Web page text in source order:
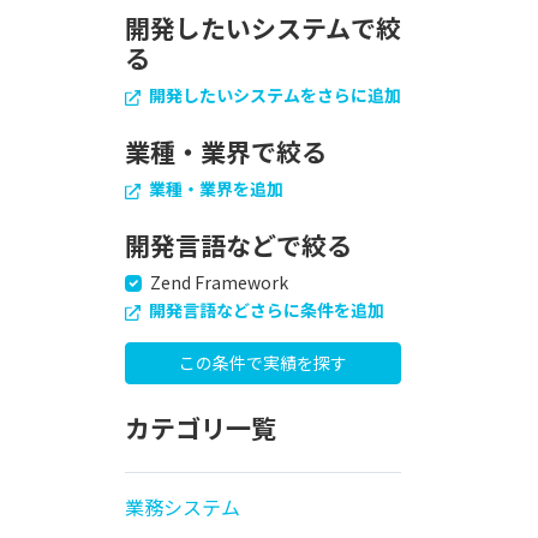
開発したいシステムで絞
る
開発したいシステムをさらに追加
業種・業界で絞る
業種・業界を追加
開発言語などで絞る
Zend Framework
開発言語などさらに条件を追加
カテゴリ一覧
業務システム